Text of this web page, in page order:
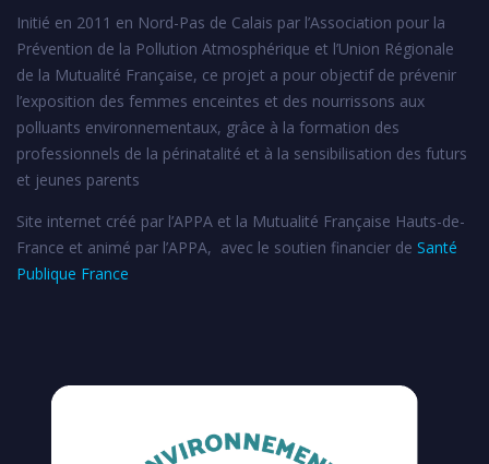
Initié en 2011 en Nord-Pas de Calais par l’Association pour la
Prévention de la Pollution Atmosphérique et l’Union Régionale
de la Mutualité Française, ce projet a pour objectif de prévenir
l’exposition des femmes enceintes et des nourrissons aux
polluants environnementaux, grâce à la formation des
professionnels de la périnatalité et à la sensibilisation des futurs
et jeunes parents
Site internet créé par l’APPA et la Mutualité Française Hauts-de-
France et animé par l’APPA, avec le soutien financier de Santé
Publique France